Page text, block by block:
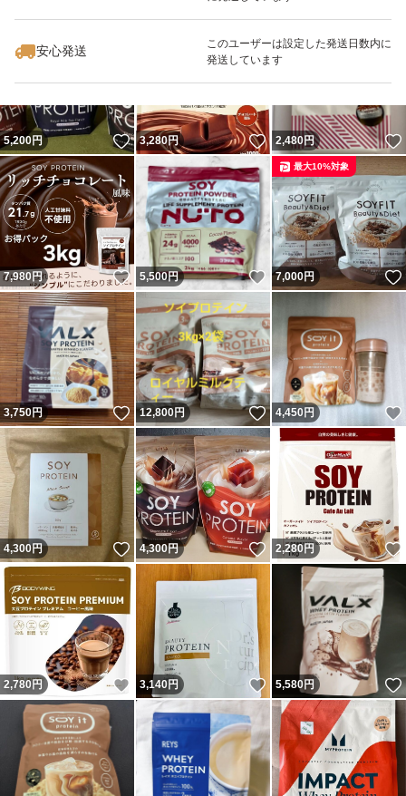
安心発送
このユーザーは設定した発送日数内に
発送しています
いいね！
5,500
5,200円 いいね！
3,280円 いいね！
2,480円
7,980 円 いいね！
5,500円 いいね！
7,000円
最大10%対象
3,750円 いいね！
12,800円 いいね！
4,450円
4,300円 いいね！
4,300円 いいね！
2,280円
2,780 円 いいね！
3,140円 いいね！
5,580円